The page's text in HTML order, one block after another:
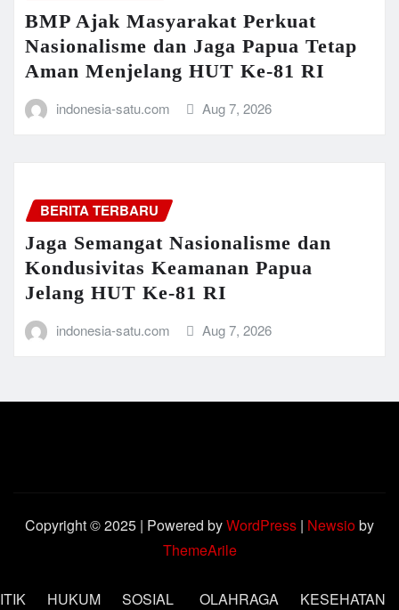
BMP Ajak Masyarakat Perkuat
Nasionalisme dan Jaga Papua Tetap
Aman Menjelang HUT Ke-81 RI
indonesia-satu.com Aug 7, 2026
BERITA TERBARU
Jaga Semangat Nasionalisme dan
Kondusivitas Keamanan Papua
Jelang HUT Ke-81 RI
indonesia-satu.com Aug 7, 2026
Copyright © 2025 | Powered byWordPress | Newsioby
ThemeArile
HUKUM
SOSIAL
OLAHRAGA KESEHATAN